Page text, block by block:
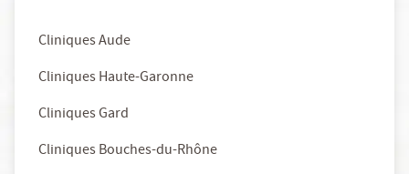
Cliniques Aude
Cliniques Haute-Garonne
Cliniques Gard
Cliniques Bouches-du-Rhône